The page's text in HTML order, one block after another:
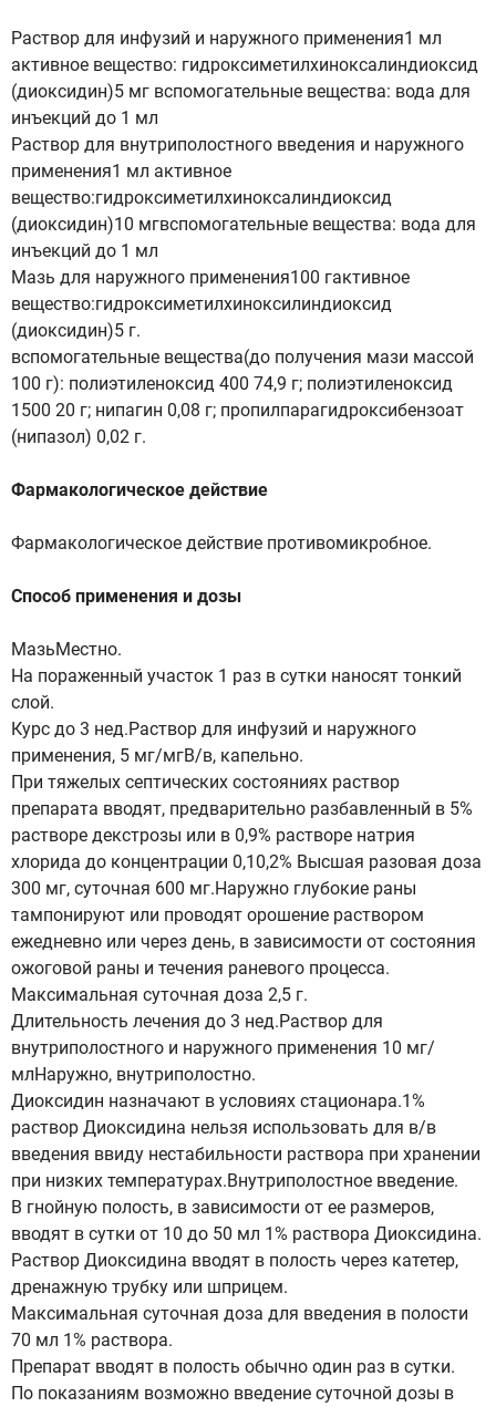
Раствор для инфузий и наружного применения1 мл
активное вещество: гидроксиметилхиноксалиндиоксид
(диоксидин)5 мг вспомогательные вещества: вода для
инъекций до 1 мл
Раствор для внутриполостного введения и наружного
применения1 мл активное
вещество:гидроксиметилхиноксалиндиоксид
(диоксидин)10 мгвспомогательные вещества: вода для
инъекций до 1 мл
Мазь для наружного применения100 гактивное
вещество:гидроксиметилхиноксилиндиоксид
(диоксидин)5 г.
вспомогательные вещества(до получения мази массой
100 г): полиэтиленоксид 400 74,9 г; полиэтиленоксид
1500 20 г; нипагин 0,08 г; пропилпарагидроксибензоат
(нипазол) 0,02 г.
Фармакологическое действие
Фармакологическое действие противомикробное.
Способ применения и дозы
МазьМестно.
На пораженный участок 1 раз в сутки наносят тонкий
слой.
Курс до 3 нед.Раствор для инфузий и наружного
применения, 5 мг/мгВ/в, капельно.
При тяжелых септических состояниях раствор
препарата вводят, предварительно разбавленный в 5%
растворе декстрозы или в 0,9% растворе натрия
хлорида до концентрации 0,10,2% Высшая разовая доза
300 мг, суточная 600 мг.Наружно глубокие раны
тампонируют или проводят орошение раствором
ежедневно или через день, в зависимости от состояния
ожоговой раны и течения раневого процесса.
Максимальная суточная доза 2,5 г.
Длительность лечения до 3 нед.Раствор для
внутриполостного и наружного применения 10 мг/
млНаружно, внутриполостно.
Диоксидин назначают в условиях стационара.1%
раствор Диоксидина нельзя использовать для в/в
введения ввиду нестабильности раствора при хранении
при низких температурах.Внутриполостное введение.
В гнойную полость, в зависимости от ее размеров,
вводят в сутки от 10 до 50 мл 1% раствора Диоксидина.
Раствор Диоксидина вводят в полость через катетер,
дренажную трубку или шприцем.
Максимальная суточная доза для введения в полости
70 мл 1% раствора.
Препарат вводят в полость обычно один раз в сутки.
По показаниям возможно введение суточной дозы в